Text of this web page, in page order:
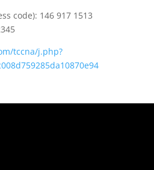
code): 146 917 1513
tccna/j.php?